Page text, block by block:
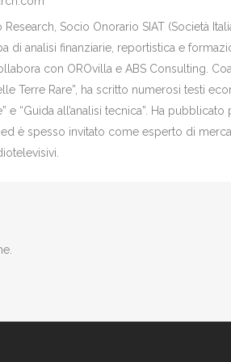
Socio Onorario SIAT (Società
di analisi finanziarie, reportistica e
con OROvilla e ABS Consulting.
Terre Rare”, ha scritto numerosi testi
e “Guida all’analisi tecnica”. Ha
è spesso invitato come esperto di